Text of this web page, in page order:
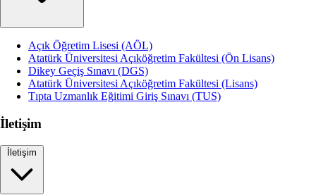
Açık Öğretim Lisesi (AÖL)
Atatürk Üniversitesi Açıköğretim Fakültesi (Ön Lisans)
Dikey Geçiş Sınavı (DGS)
Atatürk Üniversitesi Açıköğretim Fakültesi (Lisans)
Tıpta Uzmanlık Eğitimi Giriş Sınavı (TUS)
İletişim
İletişim